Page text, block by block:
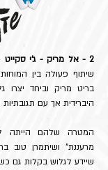
2 - אל מריק - ג'י סקייט
שיתוף פעולה בין
בריט מריק וביחד יצרו
היברידית אך עם
​המטרה שלהם הייתה
מרעננת" ושיתמרן טוב
שיידע לגלוש בקלות גם